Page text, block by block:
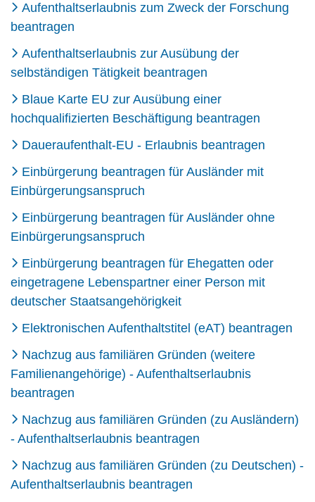
Aufenthaltserlaubnis zum Zweck der Forschung
beantragen
Aufenthaltserlaubnis zur Ausübung der
selbständigen Tätigkeit beantragen
Blaue Karte EU zur Ausübung einer
hochqualifizierten Beschäftigung beantragen
Daueraufenthalt-EU - Erlaubnis beantragen
Einbürgerung beantragen für Ausländer mit
Einbürgerungsanspruch
Einbürgerung beantragen für Ausländer ohne
Einbürgerungsanspruch
Einbürgerung beantragen für Ehegatten oder
eingetragene Lebenspartner einer Person mit
deutscher Staatsangehörigkeit
Elektronischen Aufenthaltstitel (eAT) beantragen
Nachzug aus familiären Gründen (weitere
Familienangehörige) - Aufenthaltserlaubnis
beantragen
Nachzug aus familiären Gründen (zu Ausländern)
- Aufenthaltserlaubnis beantragen
Nachzug aus familiären Gründen (zu Deutschen) -
Aufenthaltserlaubnis beantragen